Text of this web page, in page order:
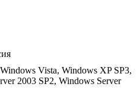
Vista, Windows XP SP3,
2003 SP2, Windows Server